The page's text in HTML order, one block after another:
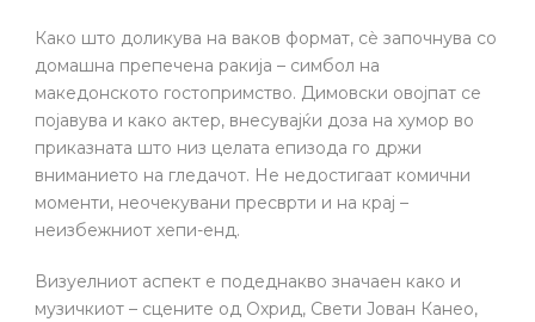
Како што доликува на ваков формат, сè започнува со
домашна препечена ракија – симбол на
македонското гостопримство. Димовски овојпат се
појавува и како актер, внесувајќи доза на хумор во
приказната што низ целата епизода го држи
вниманието на гледачот. Не недостигаат комични
моменти, неочекувани пресврти и на крај –
неизбежниот хепи-енд.
Визуелниот аспект е подеднакво значаен како и
музичкиот – сцените од Охрид, Свети Јован Канео,